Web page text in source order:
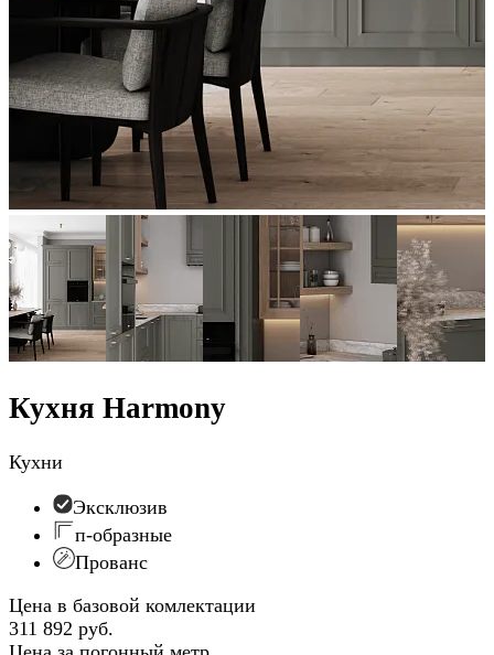
Кухня Harmony
Кухни
Эксклюзив
п-образные
Прованс
Цена в базовой комлектации
311 892 руб.